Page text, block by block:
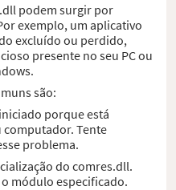
podem surgir por
exemplo, um aplicativo
excluído ou perdido,
presente no seu PC ou
são:
porque está
Tente
problema.
do comres.dll.
módulo especificado.